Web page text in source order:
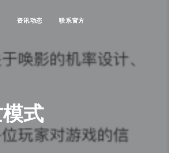
资讯动态 联系官方
式